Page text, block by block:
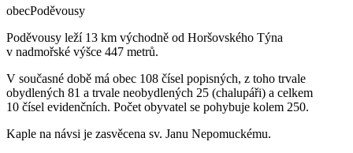
obecPoděvousy
Poděvousy leží 13 km východně od Horšovského Týna
v nadmořské výšce 447 metrů.
V současné době má obec 108 čísel popisných, z toho trvale
obydlených 81 a trvale neobydlených 25 (chalupáři) a celkem
10 čísel evidenčních. Počet obyvatel se pohybuje kolem 250.
Kaple na návsi je zasvěcena sv. Janu Nepomuckému.